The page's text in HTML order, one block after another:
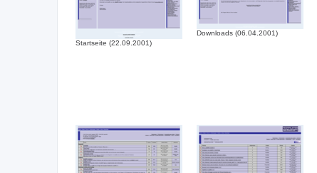
Startseite (22.09.2001)
Downloads (06.04.2001)